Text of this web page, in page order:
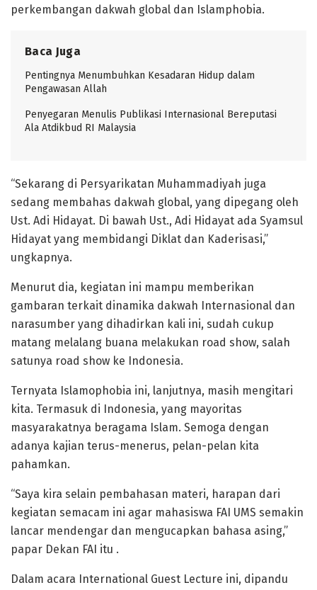
perkembangan dakwah global dan Islamphobia.
Baca Juga
Pentingnya Menumbuhkan Kesadaran Hidup dalam
Pengawasan Allah
Penyegaran Menulis Publikasi Internasional Bereputasi
Ala Atdikbud RI Malaysia
“Sekarang di Persyarikatan Muhammadiyah juga
sedang membahas dakwah global, yang dipegang oleh
Ust. Adi Hidayat. Di bawah Ust., Adi Hidayat ada Syamsul
Hidayat yang membidangi Diklat dan Kaderisasi,”
ungkapnya.
Menurut dia, kegiatan ini mampu memberikan
gambaran terkait dinamika dakwah Internasional dan
narasumber yang dihadirkan kali ini, sudah cukup
matang melalang buana melakukan road show, salah
satunya road show ke Indonesia.
Ternyata Islamophobia ini, lanjutnya, masih mengitari
kita. Termasuk di Indonesia, yang mayoritas
masyarakatnya beragama Islam. Semoga dengan
adanya kajian terus-menerus, pelan-pelan kita
pahamkan.
“Saya kira selain pembahasan materi, harapan dari
kegiatan semacam ini agar mahasiswa FAI UMS semakin
lancar mendengar dan mengucapkan bahasa asing,”
papar Dekan FAI itu .
Dalam acara International Guest Lecture ini, dipandu